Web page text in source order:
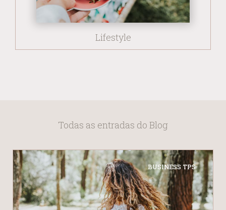
Lifestyle
Todas as entradas do Blog
BUSINESS TPS